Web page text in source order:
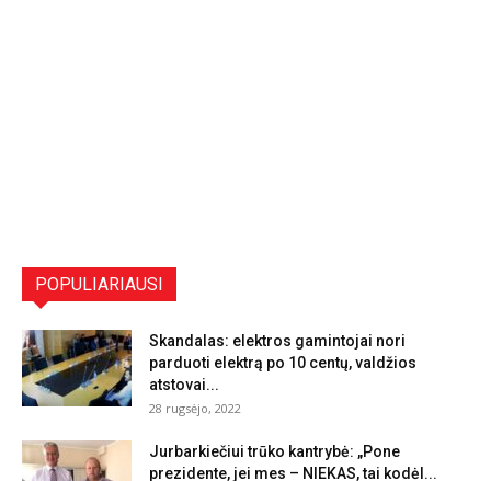
POPULIARIAUSI
Skandalas: elektros gamintojai nori
parduoti elektrą po 10 centų, valdžios
atstovai...
28 rugsėjo, 2022
Jurbarkiečiui trūko kantrybė: „Pone
prezidente, jei mes – NIEKAS, tai kodėl...